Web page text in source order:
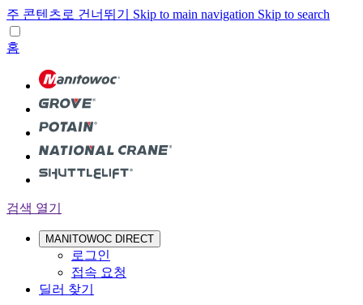
주 콘텐츠로 건너뛰기 Skip to main navigation Skip to search
홈
검색 열기
MANITOWOC DIRECT
로그인
접속 요청
딜러 찾기